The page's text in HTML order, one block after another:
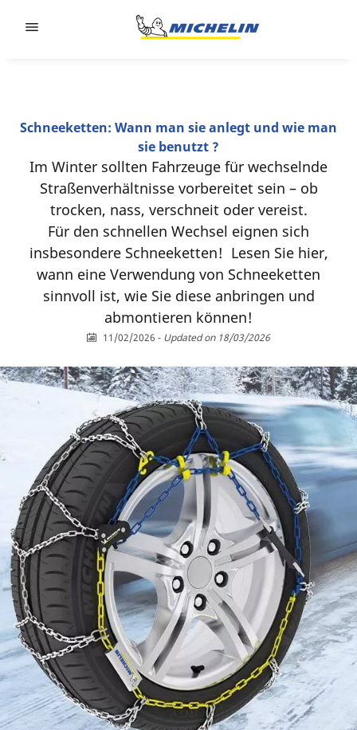
Schneeketten: Wann man sie anlegt und wie man
sie benutzt ?
Im Winter sollten Fahrzeuge für wechselnde
Straßenverhältnisse vorbereitet sein – ob
trocken, nass, verschneit oder vereist.
Für den schnellen Wechsel eignen sich
insbesondere Schneeketten! Lesen Sie hier,
wann eine Verwendung von Schneeketten
sinnvoll ist, wie Sie diese anbringen und
abmontieren können!
11/02/2026 - Updated on 18/03/2026